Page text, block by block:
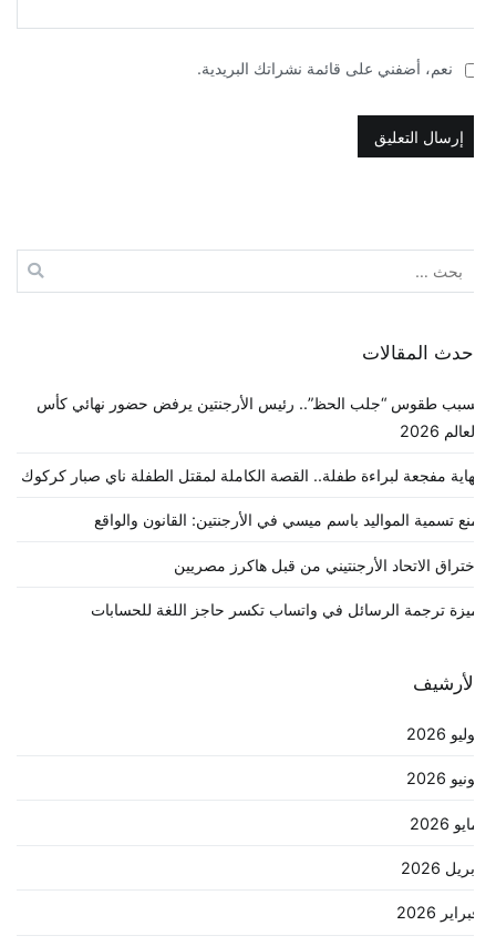
نعم، أضفني على قائمة نشراتك البريدية.
المقالات
طقوس “جلب الحظ”.. رئيس الأرجنتين يرفض حضور نهائي كأس
2026
مفجعة لبراءة طفلة.. القصة الكاملة لمقتل الطفلة ناي صبار كركوك
تسمية المواليد باسم ميسي في الأرجنتين: القانون والواقع
الاتحاد الأرجنتيني من قبل هاكرز مصريين
ترجمة الرسائل في واتساب تكسر حاجز اللغة للحسابات
2026
2026
2026
2026
2026